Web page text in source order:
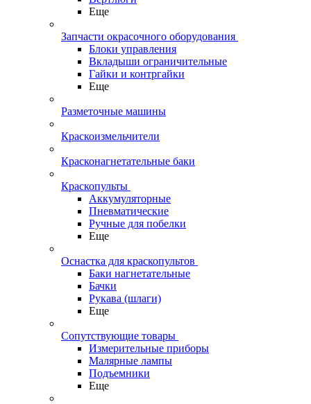
Еще
Запчасти окрасочного оборудования
Блоки управления
Вкладыши ограничительные
Гайки и контргайки
Еще
Разметочные машины
Краскоизмельчители
Красконагнетательные баки
Краскопульты
Аккумуляторные
Пневматические
Ручные для побелки
Еще
Оснастка для краскопультов
Баки нагнетательные
Бачки
Рукава (шлаги)
Еще
Сопутствующие товары
Измерительные приборы
Малярные лампы
Подъемники
Еще